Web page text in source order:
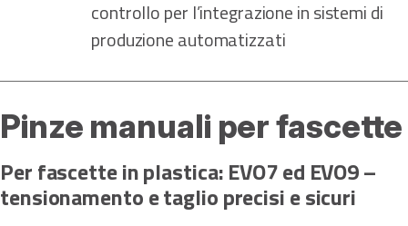
controllo per l’integrazione in sistemi di
produzione automatizzati
Pinze manuali per fascette
Per fascette in plastica: EVO7 ed EVO9 –
tensionamento e taglio precisi e sicuri